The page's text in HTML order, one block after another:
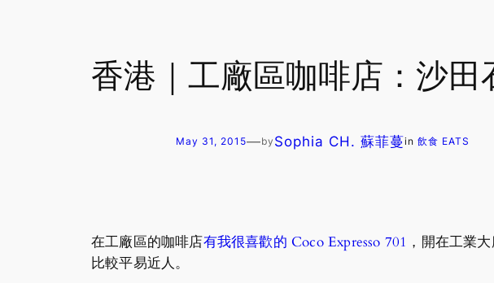
香港｜工廠區咖啡店：沙田
May 31, 2015—by Sophia CH. 蘇菲蔓in 飲食 EATS
在工廠區的咖啡店有我很喜歡的 Coco Expresso 701 ，開在工業
比較平易近人。